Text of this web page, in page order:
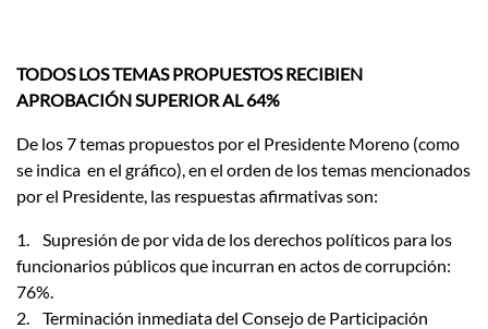
TODOS LOS TEMAS PROPUESTOS RECIBIEN
APROBACIÓN SUPERIOR AL 64%
De los 7 temas propuestos por el Presidente Moreno (como
se indica en el gráfico), en el orden de los temas mencionados
por el Presidente, las respuestas afirmativas son:
1. Supresión de por vida de los derechos políticos para los
funcionarios públicos que incurran en actos de corrupción:
76%.
2. Terminación inmediata del Consejo de Participación